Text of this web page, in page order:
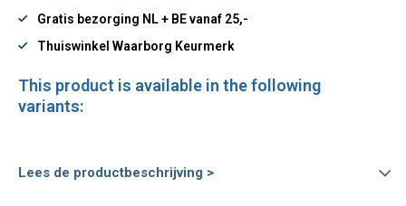
Gratis bezorging NL + BE vanaf 25,-
Thuiswinkel Waarborg Keurmerk
This product is available in the following
variants:
Lees de productbeschrijving >